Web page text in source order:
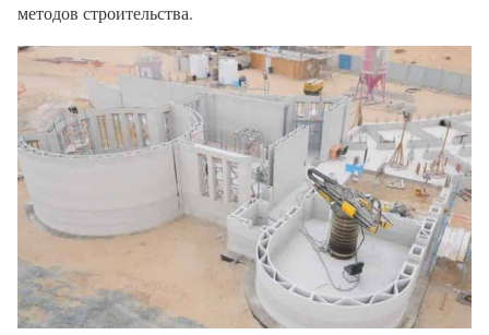
методов строительства.